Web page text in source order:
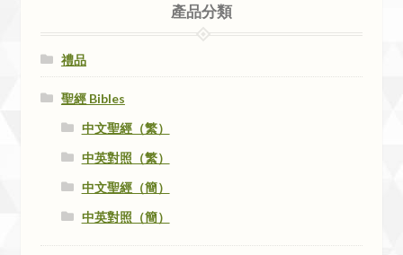
產品分類
禮品
聖經 Bibles
中文聖經（繁）
中英對照（繁）
中文聖經（簡）
中英對照（簡）